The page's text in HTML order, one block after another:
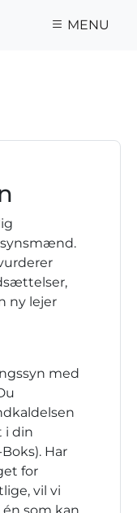
MENU
synsmænd.
ny lejer
med
i din
Har
for
vil vi